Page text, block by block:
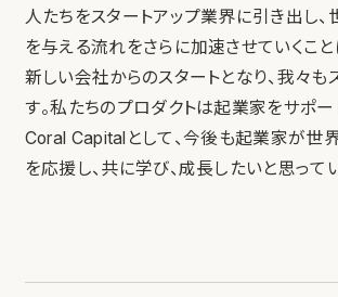
人たちをスタートアップ業界に引き出し、
を与える流れをさらに加速させていくこと
新しい会社からのスタートとなり、我々も
す。私たちのプロダクトは起業家をサポー
Coral Capitalとして、今後も起業家が世
を応援し、共に学び、成長したいと思って